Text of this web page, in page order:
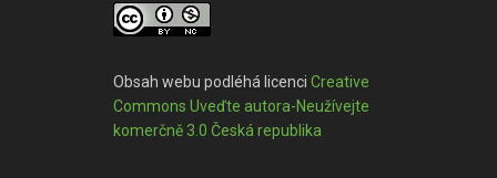
Obsah webu podléhá licenci Creative
Commons Uveďte autora-Neužívejte
komerčně 3.0 Česká republika